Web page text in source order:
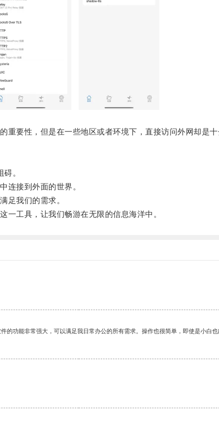
要性，但是在一些地区或者环境下，直接访问外网却是十
。
接到外面的世界。
我们的需求。
工具，让我们畅游在无限的信息海洋中。
的功能非常强大，可以满足我日常办公的所有需求。操作也很简单，即使是小白